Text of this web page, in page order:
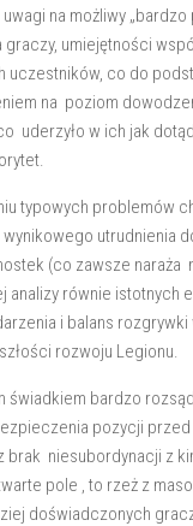
na możliwy „bardzo
umiejętności
uczestników, co do
na poziom
uderzyło w ich jak
typowych problemów
utrudnienia
(co zawsze naraża
analizy równie istotnych
i balans rozgrywki
rozwoju Legionu.
świadkiem bardzo
pozycji
brak niesubordynacji z
pole , to rzeż z
doświadczonych